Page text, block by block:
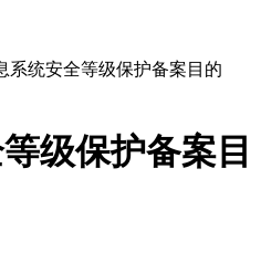
系统安全等级保护备案目的
级保护备案目